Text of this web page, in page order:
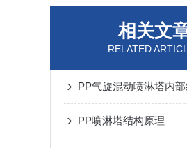
相关文
RELATED
PP气旋混动喷淋塔内
PP喷淋塔结构原理